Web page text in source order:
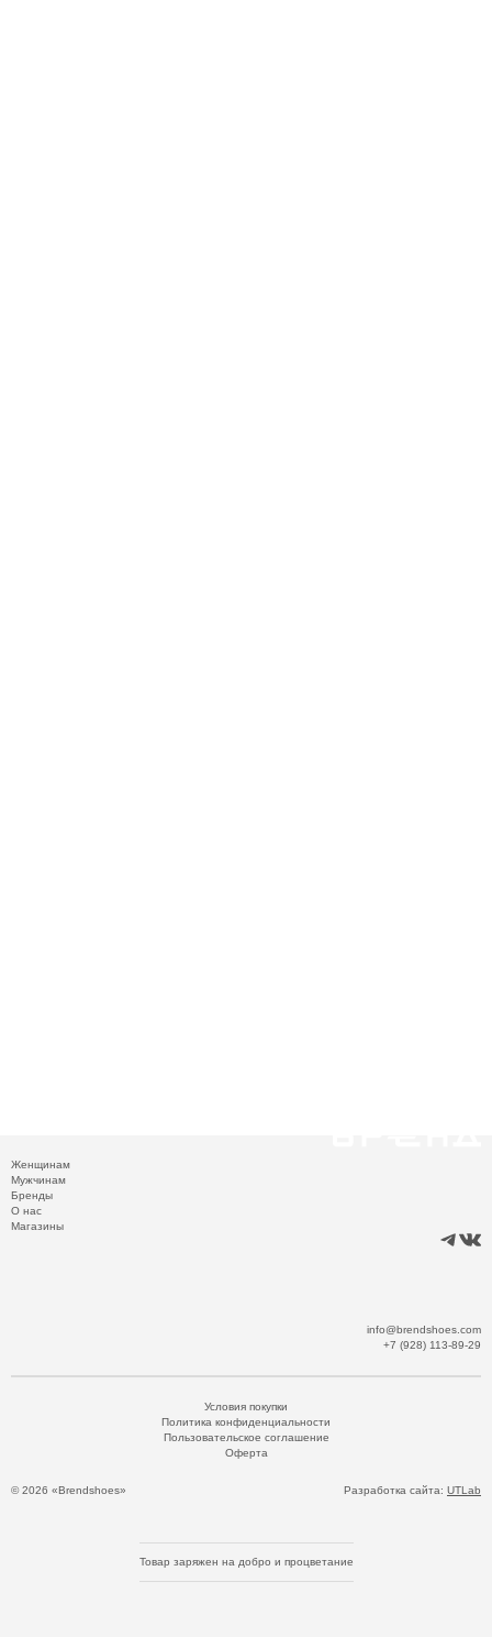
Женщинам
Мужчинам
Бренды
О нас
Магазины
info@brendshoes.com
+7 (928) 113-89-29
© 2026 «Brendshoes»
Условия покупки
Политика конфиденциальности
Пользовательское соглашение
Оферта
Разработка сайта: UTLab
Товар заряжен на добро и процветание